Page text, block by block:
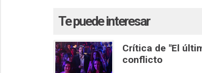
Te puede interesar
Crítica de "El
conflicto